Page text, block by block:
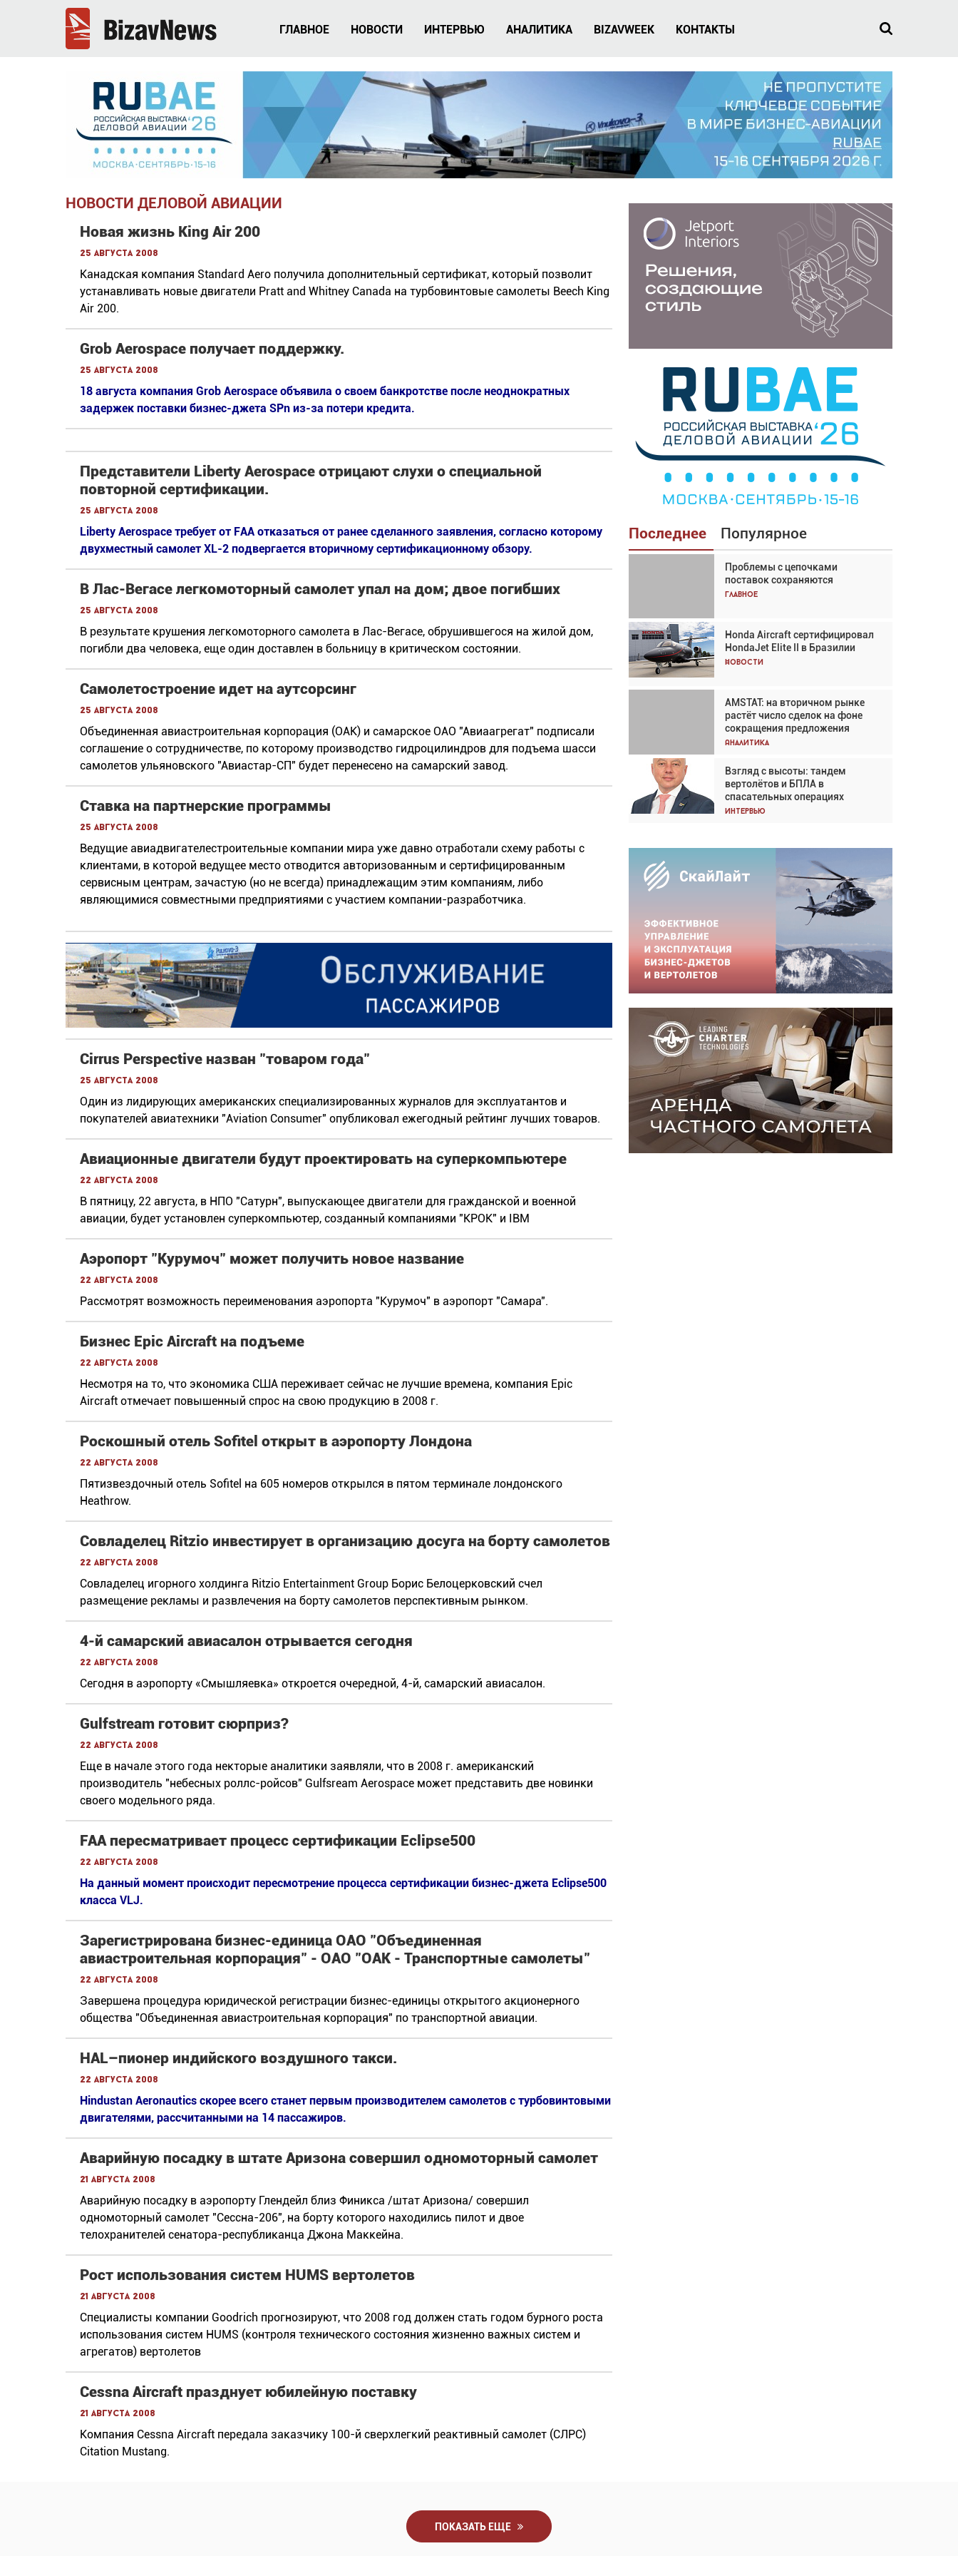
ГЛАВНОЕ НОВОСТИ ИНТЕРВЬЮ АНАЛИТИКА BIZAVWEEK КОНТАКТЫ
НОВОСТИ ДЕЛОВОЙ АВИАЦИИ
Новая жизнь King Air 200
25 августа 2008
Канадская компания Standard Aero получила дополнительный сертификат, который позволит
устанавливать новые двигатели Pratt and Whitney Canada на турбовинтовые самолеты Beech King
Air 200.
Grob Aerospace получает поддержку.
25 августа 2008
18 августа компания Grob Aerospace объявила о своем банкротстве после неоднократных
задержек поставки бизнес-джета SPn из-за потери кредита.
Представители Liberty Aerospace отрицают слухи о специальной
повторной сертификации.
25 августа 2008
Liberty Aerospace требует от FAA отказаться от ранее сделанного заявления, согласно которому
двухместный самолет XL-2 подвергается вторичному сертификационному обзору.
В Лас-Вегасе легкомоторный самолет упал на дом; двое погибших
25 августа 2008
В результате крушения легкомоторного самолета в Лас-Вегасе, обрушившегося на жилой дом,
погибли два человека, еще один доставлен в больницу в критическом состоянии.
Самолетостроение идет на аутсорсинг
25 августа 2008
Объединенная авиастроительная корпорация (ОАК) и самарское ОАО "Авиаагрегат" подписали
соглашение о сотрудничестве, по которому производство гидроцилиндров для подъема шасси
самолетов ульяновского "Авиастар-СП" будет перенесено на самарский завод.
Ставка на партнерские программы
25 августа 2008
Ведущие авиадвигателестроительные компании мира уже давно отработали схему работы с
клиентами, в которой ведущее место отводится авторизованным и сертифицированным
сервисным центрам, зачастую (но не всегда) принадлежащим этим компаниям, либо
являющимися совместными предприятиями с участием компании-разработчика.
Cirrus Perspective назван "товаром года"
25 августа 2008
Один из лидирующих американских специализированных журналов для эксплуатантов и
покупателей авиатехники "Aviation Consumer" опубликовал ежегодный рейтинг лучших товаров.
Авиационные двигатели будут проектировать на суперкомпьютере
22 августа 2008
В пятницу, 22 августа, в НПО "Сатурн", выпускающее двигатели для гражданской и военной
авиации, будет установлен суперкомпьютер, созданный компаниями "КРОК" и IBM
Аэропорт "Курумоч" может получить новое название
22 августа 2008
Рассмотрят возможность переименования аэропорта "Курумоч" в аэропорт "Самара".
Бизнес Epic Aircraft на подъеме
22 августа 2008
Несмотря на то, что экономика США переживает сейчас не лучшие времена, компания Epic
Aircraft отмечает повышенный спрос на свою продукцию в 2008 г.
Роскошный отель Sofitel открыт в аэропорту Лондона
22 августа 2008
Пятизвездочный отель Sofitel на 605 номеров открылся в пятом терминале лондонского
Heathrow.
Совладелец Ritzio инвестирует в организацию досуга на борту самолетов
22 августа 2008
Совладелец игорного холдинга Ritzio Entertainment Group Борис Белоцерковский счел
размещение рекламы и развлечения на борту самолетов перспективным рынком.
4-й самарский авиасалон отрывается сегодня
22 августа 2008
Сегодня в аэропорту «Смышляевка» откроется очередной, 4-й, самарский авиасалон.
Gulfstream готовит сюрприз?
22 августа 2008
Еще в начале этого года некторые аналитики заявляли, что в 2008 г. американский
производитель "небесных роллс-ройсов" Gulfsream Aerospace может представить две новинки
своего модельного ряда.
FAA пересматривает процесс сертификации Eclipse500
22 августа 2008
На данный момент происходит пересмотрение процесса сертификации бизнес-джета Eclipse500
класса VLJ.
Зарегистрирована бизнес-единица ОАО "Объединенная
авиастроительная корпорация" - ОАО "ОАК - Транспортные самолеты"
22 августа 2008
Завершена процедура юридической регистрации бизнес-единицы открытого акционерного
общества "Объединенная авиастроительная корпорация" по транспортной авиации.
HAL–пионер индийского воздушного такси.
22 августа 2008
Hindustan Aeronautics скорее всего станет первым производителем самолетов с турбовинтовыми
двигателями, рассчитанными на 14 пассажиров.
Аварийную посадку в штате Аризона совершил одномоторный самолет
21 августа 2008
Аварийную посадку в аэропорту Глендейл близ Финикса /штат Аризона/ совершил
одномоторный самолет "Сессна-206", на борту которого находились пилот и двое
телохранителей сенатора-республиканца Джона Маккейна.
Рост использования систем HUMS вертолетов
21 августа 2008
Специалисты компании Goodrich прогнозируют, что 2008 год должен стать годом бурного роста
использования систем HUMS (контроля технического состояния жизненно важных систем и
агрегатов) вертолетов
Cessna Aircraft празднует юбилейную поставку
21 августа 2008
Компания Cessna Aircraft передала заказчику 100-й сверхлегкий реактивный самолет (СЛРС)
Citation Mustang.
Последнее Популярное
Проблемы с цепочками
поставок сохраняются
Главное
Honda Aircraft сертифицировал
HondaJet Elite II в Бразилии
Новости
AMSTAT: на вторичном рынке
растёт число сделок на фоне
сокращения предложения
Аналитика
Взгляд с высоты: тандем
вертолётов и БПЛА в
спасательных операциях
Интервью
Взгляд с высоты: тандем
вертолётов и БПЛА в
спасательных операциях
Авиационный фотограф Дэйв
Кох: «Фотография говорит сама
за себя... а ИИ всё портит»
Проблемы с цепочками
поставок сохраняются
Аналитика
Частный самолёт – это актив.
Подходите к покупке
соответствующим образом
Интервью
ПОКАЗАТЬ ЕЩЕ